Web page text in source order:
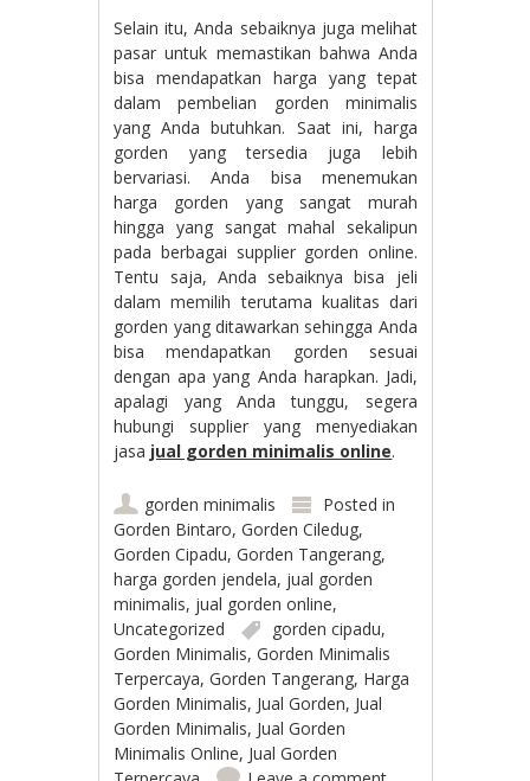
Selain itu, Anda sebaiknya juga melihat
pasar untuk memastikan bahwa Anda
bisa mendapatkan harga yang tepat
dalam pembelian gorden minimalis
yang Anda butuhkan. Saat ini, harga
gorden yang tersedia juga lebih
bervariasi. Anda bisa menemukan
harga gorden yang sangat murah
hingga yang sangat mahal sekalipun
pada berbagai supplier gorden online.
Tentu saja, Anda sebaiknya bisa jeli
dalam memilih terutama kualitas dari
gorden yang ditawarkan sehingga Anda
bisa mendapatkan gorden sesuai
dengan apa yang Anda harapkan. Jadi,
apalagi yang Anda tunggu, segera
hubungi supplier yang menyediakan
jasa jual gorden minimalis online.
gorden minimalis
Posted in
Gorden Bintaro,Gorden Ciledug,
Gorden Cipadu,Gorden Tangerang,
harga gorden jendela, jual gorden
minimalis, jual gorden online,
Uncategorized
gorden cipadu,
Gorden Minimalis,Gorden Minimalis
Terpercaya,Gorden Tangerang, Harga
Gorden Minimalis, Jual Gorden, Jual
Gorden Minimalis, Jual Gorden
Minimalis Online, Jual Gorden